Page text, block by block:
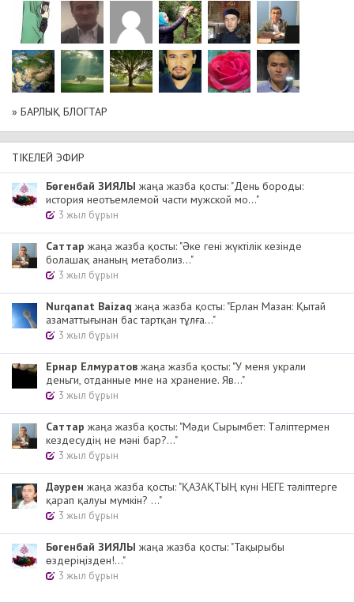
» БАРЛЫҚ БЛОГТАР
ТІКЕЛЕЙ ЭФИР
Бөгенбай ЗИЯЛЫ жаңа жазба қосты: "День бороды:
история неотъемлемой части мужской мо..."
3 жыл бұрын
Cаттар жаңа жазба қосты: "Әке гені жүктілік кезінде
болашақ ананың метаболиз..."
3 жыл бұрын
Nurqanat Baizaq жаңа жазба қосты: "Ерлан Мазан: Қытай
азаматтығынан бас тартқан тұлға..."
3 жыл бұрын
Ернар Елмуратов жаңа жазба қосты: "У меня украли
деньги, отданные мне на хранение. Яв..."
3 жыл бұрын
Cаттар жаңа жазба қосты: "Мәди Сырымбет: Тәліптермен
кездесудің не мәні бар?..."
3 жыл бұрын
Дәурен жаңа жазба қосты: "ҚАЗАҚТЫҢ күні НЕГЕ тәліптерге
қарап қалуы мүмкін? ..."
3 жыл бұрын
Бөгенбай ЗИЯЛЫ жаңа жазба қосты: "Тақырыбы
өздеріңізден!..."
3 жыл бұрын